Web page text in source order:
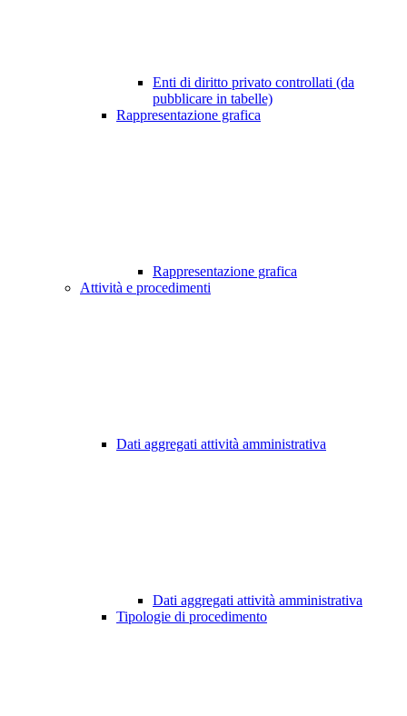
Enti di diritto privato controllati (da
pubblicare in tabelle)
Rappresentazione grafica
Rappresentazione grafica
Attività e procedimenti
Dati aggregati attività amministrativa
Dati aggregati attività amministrativa
Tipologie di procedimento